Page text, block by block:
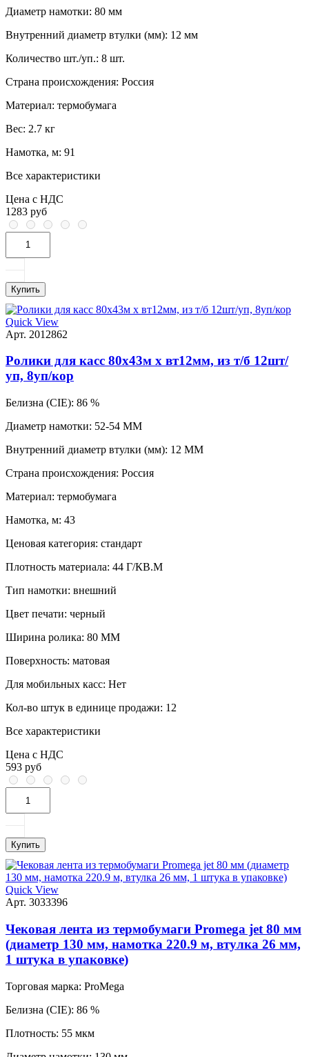
Диаметр намотки: 80 мм
Внутренний диаметр втулки (мм): 12 мм
Количество шт./уп.: 8 шт.
Страна происхождения: Россия
Материал: термобумага
Вес: 2.7 кг
Намотка, м: 91
Все характеристики
Цена с НДС
1283 руб
Купить
Quick View
Арт. 2012862
Ролики для касс 80х43м х вт12мм, из т/б 12шт/
уп, 8уп/кор
Белизна (CIE): 86 %
Диаметр намотки: 52-54 ММ
Внутренний диаметр втулки (мм): 12 ММ
Страна происхождения: Россия
Материал: термобумага
Намотка, м: 43
Ценовая категория: стандарт
Плотность материала: 44 Г/КВ.М
Тип намотки: внешний
Цвет печати: черный
Ширина ролика: 80 ММ
Поверхность: матовая
Для мобильных касс: Нет
Кол-во штук в единице продажи: 12
Все характеристики
Цена с НДС
593 руб
Купить
Quick View
Арт. 3033396
Чековая лента из термобумаги Promega jet 80 мм
(диаметр 130 мм, намотка 220.9 м, втулка 26 мм,
1 штука в упаковке)
Торговая марка: ProMega
Белизна (CIE): 86 %
Плотность: 55 мкм